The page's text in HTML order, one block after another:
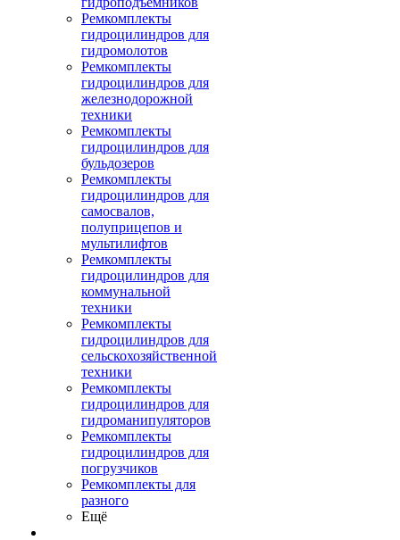
Ремкомплекты
гидроцилиндров для
гидромолотов
Ремкомплекты
гидроцилиндров для
железнодорожной
техники
Ремкомплекты
гидроцилиндров для
бульдозеров
Ремкомплекты
гидроцилиндров для
самосвалов,
полуприцепов и
мультилифтов
Ремкомплекты
гидроцилиндров для
коммунальной
техники
Ремкомплекты
гидроцилиндров для
сельскохозяйственной
техники
Ремкомплекты
гидроцилиндров для
гидроманипуляторов
Ремкомплекты
гидроцилиндров для
погрузчиков
Ремкомплекты для
разного
Ещё